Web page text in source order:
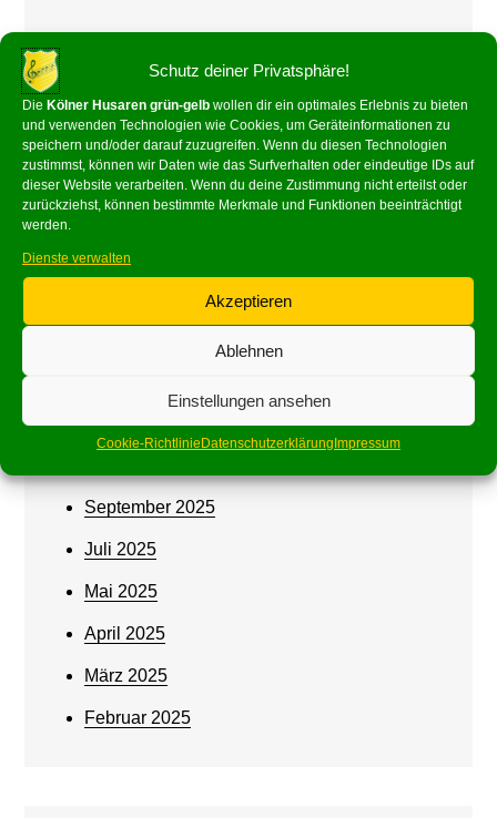
Schutz deiner Privatsphäre!
Die Kölner Husaren grün-gelb wollen dir ein optimales Erlebnis zu bieten
und verwenden Technologien wie Cookies, um Geräteinformationen zu
speichern und/oder darauf zuzugreifen. Wenn du diesen Technologien
zustimmst, können wir Daten wie das Surfverhalten oder eindeutige IDs auf
dieser Website verarbeiten. Wenn du deine Zustimmung nicht erteilst oder
zurückziehst, können bestimmte Merkmale und Funktionen beeinträchtigt
werden.
Dienste verwalten
Akzeptieren
Ablehnen
Einstellungen ansehen
Cookie-Richtlinie Datenschutzerklärung Impressum
Archives
Juni 2026
Januar 2026
September 2025
Juli 2025
Mai 2025
April 2025
März 2025
Februar 2025